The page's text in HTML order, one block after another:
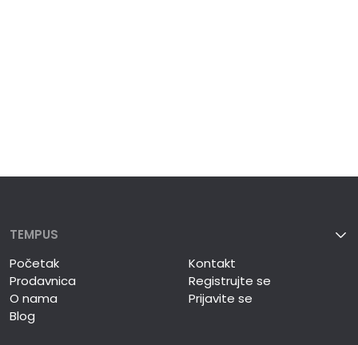
TEMPUS
Početak
Prodavnica
O nama
Blog
Kontakt
Registrujte se
Prijavite se